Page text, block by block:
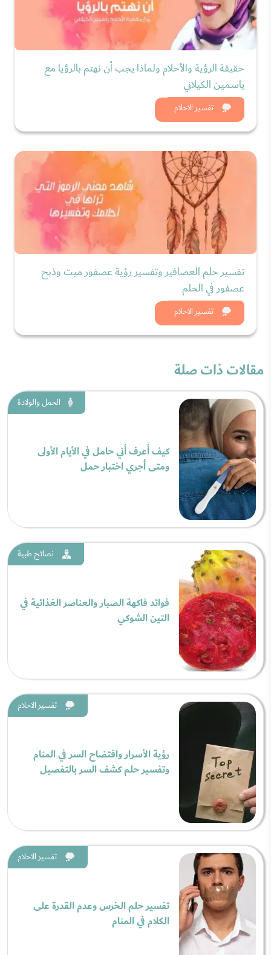
تفسير الاحلام
حقيقة الرؤية والأحلام ولماذا يجب أن نهتم بالرؤيا مع
ياسمين الكيلاني
شاهد الان
تفسير الاحلام
تفسير حلم العصافير وتفسير رؤية عصفور ميت وذبح
عصفور في الحلم
شاهد الان
مقالات ذات صلة
الحمل والولادة
كيف أعرف أني حامل في الأيام الأولى
ومتى أجري اختبار حمل
نصائح طبية
فوائد فاكهة الصبار والعناصر الغذائية في
التين الشوكي
تفسير الاحلام
رؤية الأسرار وافتضاح السر في المنام
وتفسير حلم كشف السر بالتفصيل
تفسير الاحلام
تفسير حلم الخرس وعدم القدرة على
الكلام في المنام